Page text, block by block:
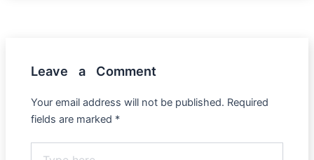
Leave a Comment
Your email address will not be published. Required
fields are marked *